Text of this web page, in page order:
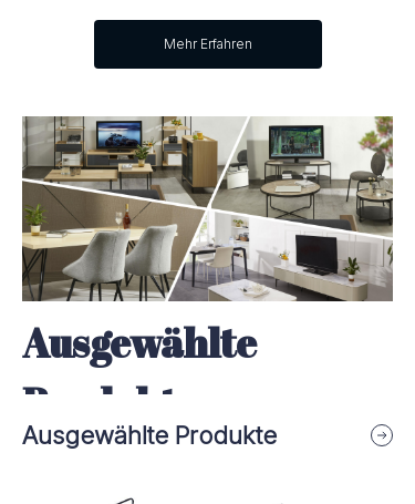
Mehr Erfahren
Ausgewählte
Produkte
Ausgewählte Produkte